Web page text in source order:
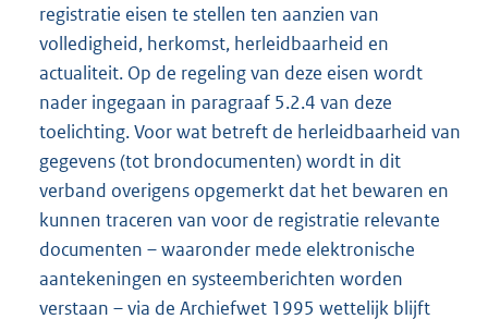
registratie eisen te stellen ten aanzien van
volledigheid, herkomst, herleidbaarheid en
actualiteit. Op de regeling van deze eisen wordt
nader ingegaan in paragraaf 5.2.4 van deze
toelichting. Voor wat betreft de herleidbaarheid van
gegevens (tot brondocumenten) wordt in dit
verband overigens opgemerkt dat het bewaren en
kunnen traceren van voor de registratie relevante
documenten – waaronder mede elektronische
aantekeningen en systeemberichten worden
verstaan – via de Archiefwet 1995 wettelijk blijft